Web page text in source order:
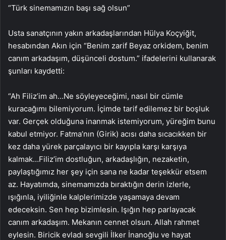
“Türk sinemamızın başı sağ olsun”
Usta sanatçının yakın arkadaşlarından Hülya Koçyiğit,
hesabından Akın için “Benim zarif Beyaz orkidem, benim
canım arkadaşım, düşünceli dostum.” ifadelerini kullanarak
şunları kaydetti:
“Ah Filiz’im ah…Ne söyleyeceğimi, nasıl bir cümle
kuracağımı bilemiyorum. İçimde tarif edilemez bir boşluk
var. Gerçek olduğuna inanmak istemiyorum, yüreğim bunu
kabul etmiyor. Fatma’nın (Girik) acısı daha sıcacıkken bir
kez daha yürek parçalayıcı bir kayıpla karşı karşıya
kalmak…Filiz’im dostluğun, arkadaşlığın, nezaketin,
paylaştığımız her şey için sana ne kadar teşekkür etsem
az. Hayatımda, sinemamızda bıraktığın derin izlerle,
ışığınla, iyiliğinle kalplerimizde yaşamaya devam
edeceksin. Sen hep bizimlesin. Işığın hep parlayacak
canım arkadaşım. Mekanın cennet olsun. Allah rahmet
eylesin. Biricik evladı sevgili İlker İnanoğlu ve hayat